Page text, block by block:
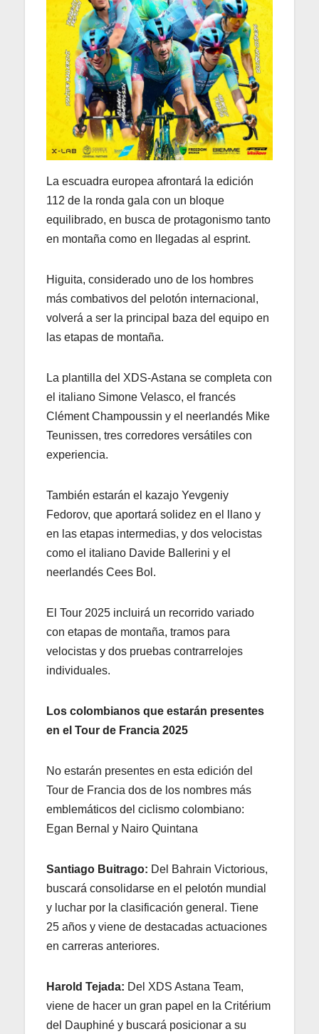
La escuadra europea afrontará la edición
112 de la ronda gala con un bloque
equilibrado, en busca de protagonismo tanto
en montaña como en llegadas al esprint.
Higuita, considerado uno de los hombres
más combativos del pelotón internacional,
volverá a ser la principal baza del equipo en
las etapas de montaña.
La plantilla del XDS-Astana se completa con
el italiano Simone Velasco, el francés
Clément Champoussin y el neerlandés Mike
Teunissen, tres corredores versátiles con
experiencia.
También estarán el kazajo Yevgeniy
Fedorov, que aportará solidez en el llano y
en las etapas intermedias, y dos velocistas
como el italiano Davide Ballerini y el
neerlandés Cees Bol.
El Tour 2025 incluirá un recorrido variado
con etapas de montaña, tramos para
velocistas y dos pruebas contrarrelojes
individuales.
Los colombianos que estarán presentes
en el Tour de Francia 2025
No estarán presentes en esta edición del
Tour de Francia dos de los nombres más
emblemáticos del ciclismo colombiano:
Egan Bernal y Nairo Quintana
Santiago Buitrago: Del Bahrain Victorious,
buscará consolidarse en el pelotón mundial
y luchar por la clasificación general. Tiene
25 años y viene de destacadas actuaciones
en carreras anteriores.
Harold Tejada: Del XDS Astana Team,
viene de hacer un gran papel en la Critérium
del Dauphiné y buscará posicionar a su